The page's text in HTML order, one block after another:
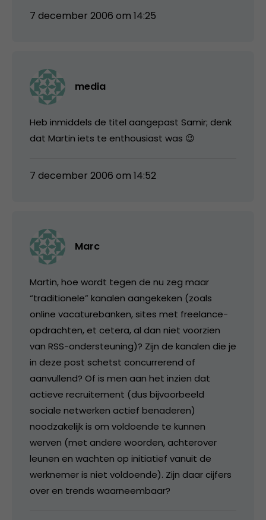
7 december 2006 om 14:25
media
Heb inmiddels de titel aangepast Samir; denk
dat Martin iets te enthousiast was 😉
7 december 2006 om 14:52
Marc
Martin, hoe wordt tegen de nu zeg maar
“traditionele” kanalen aangekeken (zoals
online vacaturebanken, sites met freelance-
opdrachten, et cetera, al dan niet voorzien
van RSS-ondersteuning)? Zijn de kanalen die je
in deze post schetst concurrerend of
aanvullend? Of is men aan het inzien dat
actieve recruitement (dus bijvoorbeeld
sociale netwerken actief benaderen)
noodzakelijk is om voldoende te kunnen
werven (met andere woorden, achterover
leunen en wachten op initiatief vanuit de
werknemer is niet voldoende). Zijn daar cijfers
over en trends waarneembaar?